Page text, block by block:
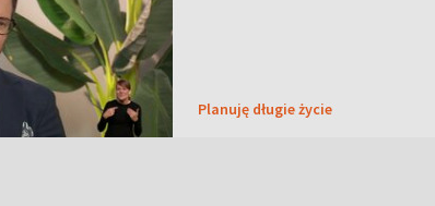
Planuję długie życie